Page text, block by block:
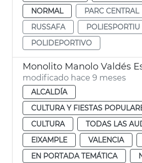
NORMAL
PARC CENTRAL
RUSSAFA
POLIESPORTIU
POLIDEPORTIVO
modificado hace 9 meses
ALCALDÍA
CULTURA Y FIESTAS
CULTURA
TODAS LAS
EIXAMPLE
VALENCIA
EN PORTADA TEMÁTICA